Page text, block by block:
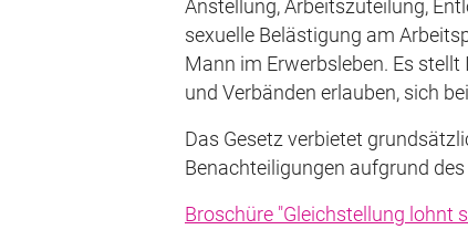
Anstellung, Arbeitszuteilung,
sexuelle Belästigung am
Mann im Erwerbsleben. Es
und Verbänden erlauben, sich
Das Gesetz verbietet
Benachteiligungen aufgrund
Broschüre "Gleichstellung lohnt